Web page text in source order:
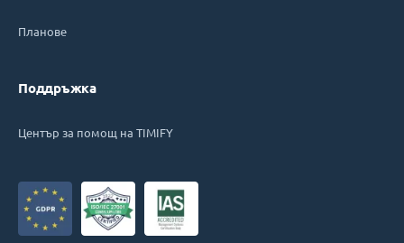
Планове
Поддръжка
Център за помощ на TIMIFY